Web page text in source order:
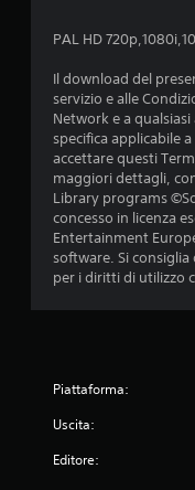
PAL HD
Il download del
servizio e alle
Network e a
specifica applicabile
accettare questi
maggiori dettagli,
Library programs
concesso in licenza
Entertainment
software. Si
per i diritti di utilizzo
Piattaforma:
Uscita:
Editore: